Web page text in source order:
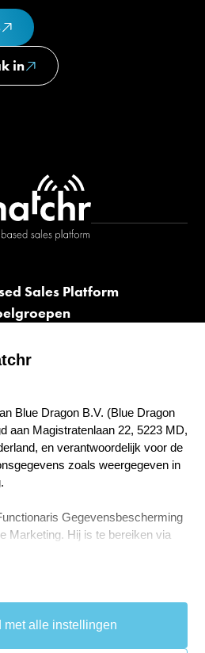
in
Sales Platform
Over ons
Contact
Blue Dragon B.V. (Blue Dragon
aan Magistratenlaan 22, 5223 MD,
en verantwoordelijk voor de
zoals weergegeven in
Gegevensbescherming
Marketing. Hij is te bereiken via
Dragon Holding B.V.) verwerkt uw
u gebruik maakt van onze
met alle instellingen